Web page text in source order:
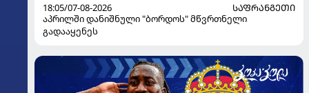
18:05/07-08-2026
ᲡᲐᲤᲠᲐᲜᲒᲔᲗᲘ
აპრილში დანიშნული "ბორდოს" მწვრთნელი
გადააყენეს